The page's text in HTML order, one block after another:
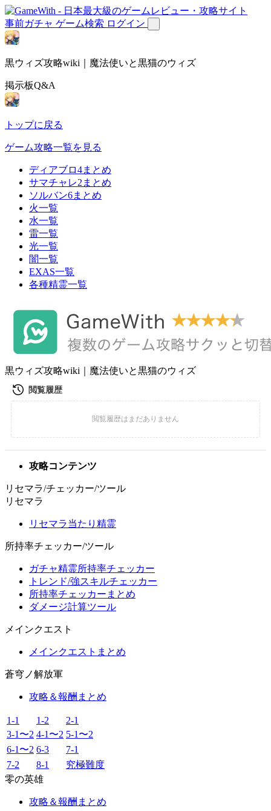
事前ガチャ ゲーム検索 ログイン
黒ウィズ攻略wiki｜魔法使いと黒猫のウィズ
掲示板Q&A
トップに戻る
ゲーム攻略一覧を見る
ディアブロ4まとめ
サマチャレ2まとめ
ソルバン6まとめ
火一覧
水一覧
雷一覧
光一覧
闇一覧
EXAS一覧
各種精霊一覧
黒ウィズ攻略wiki｜魔法使いと黒猫のウィズ
攻略コンテンツ
リセマラ/チェッカー/ツール
リセマラ
リセマラ当たり精霊
所持率チェッカー/ツール
ガチャ精霊所持率チェッカー
トレンド/強スキルチェッカー
所持率チェッカーまとめ
ダメージ計算ツール
メインクエスト
メインクエストまとめ
蒼穹ノ解放軍
攻略＆報酬まとめ
1-1 1-2
2-1
3-1〜2 4-1〜2 5-1〜2
6-1〜2 6-3
7-1
7-2
8-1
究極難度
零の英雄
攻略＆報酬まとめ